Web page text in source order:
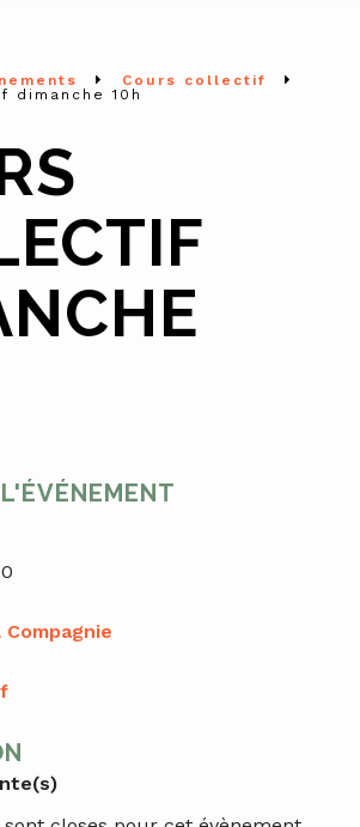
Cours collectif
dimanche 10h
Compagnie